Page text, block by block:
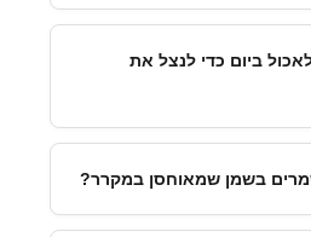
ביום כדי לנצל את
בשמן שמאוחסן במקרר?